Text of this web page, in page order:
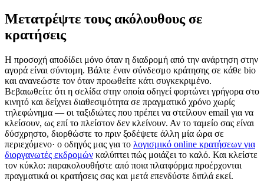
Μετατρέψτε τους ακόλουθους σε
κρατήσεις
Η προσοχή αποδίδει μόνο όταν η διαδρομή από την ανάρτηση στην
αγορά είναι σύντομη. Βάλτε έναν σύνδεσμο κράτησης σε κάθε bio
και ανανεώστε τον όταν προωθείτε κάτι συγκεκριμένο.
Βεβαιωθείτε ότι η σελίδα στην οποία οδηγεί φορτώνει γρήγορα στο
κινητό και δείχνει διαθεσιμότητα σε πραγματικό χρόνο χωρίς
τηλεφώνημα — οι ταξιδιώτες που πρέπει να στείλουν email για να
κλείσουν, ως επί το πλείστον δεν κλείνουν. Αν το ταμείο σας είναι
δύσχρηστο, διορθώστε το πριν ξοδέψετε άλλη μία ώρα σε
περιεχόμενο· ο οδηγός μας για το λογισμικό online κρατήσεων για
διοργανωτές εκδρομών καλύπτει πώς μοιάζει το καλό. Και κλείστε
τον κύκλο: παρακολουθήστε από ποια πλατφόρμα προέρχονται
πραγματικά οι κρατήσεις σας και μετά επενδύστε διπλά εκεί.